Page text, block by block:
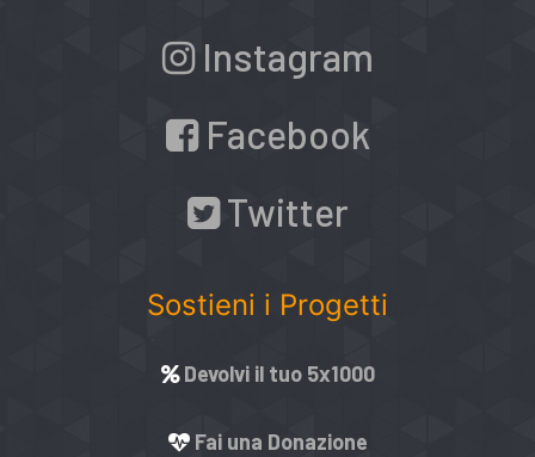
Instagram
Facebook
Twitter
Sostieni i Progetti
Devolvi il tuo 5x1000
Fai una Donazione